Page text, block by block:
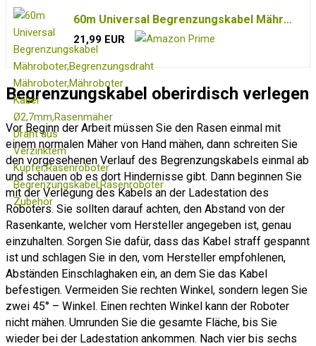
60m Universal Begrenzungskabel Mähroboter,Begrenzungsdraht Mähroboter,Mähroboter Kabel Ø2,7mm,Rasenmäher Draht aus Verzinktem Kupfer,Rasenroboter Begrenzungskabel,Rasenroboter Zubehör
21,99 EUR
Begrenzungskabel oberirdisch verlegen
Vor Beginn der Arbeit müssen Sie den Rasen einmal mit
einem normalen Mäher von Hand mähen, dann schreiten Sie
den vorgesehenen Verlauf des Begrenzungskabels einmal ab
und schauen ob es dort Hindernisse gibt. Dann beginnen Sie
mit der Verlegung des Kabels an der Ladestation des
Roboters. Sie sollten darauf achten, den Abstand von der
Rasenkante, welcher vom Hersteller angegeben ist, genau
einzuhalten. Sorgen Sie dafür, dass das Kabel straff gespannt
ist und schlagen Sie in den, vom Hersteller empfohlenen,
Abständen Einschlaghaken ein, an dem Sie das Kabel
befestigen. Vermeiden Sie rechten Winkel, sondern legen Sie
zwei 45° – Winkel. Einen rechten Winkel kann der Roboter
nicht mähen. Umrunden Sie die gesamte Fläche, bis Sie
wieder bei der Ladestation ankommen. Nach vier bis sechs